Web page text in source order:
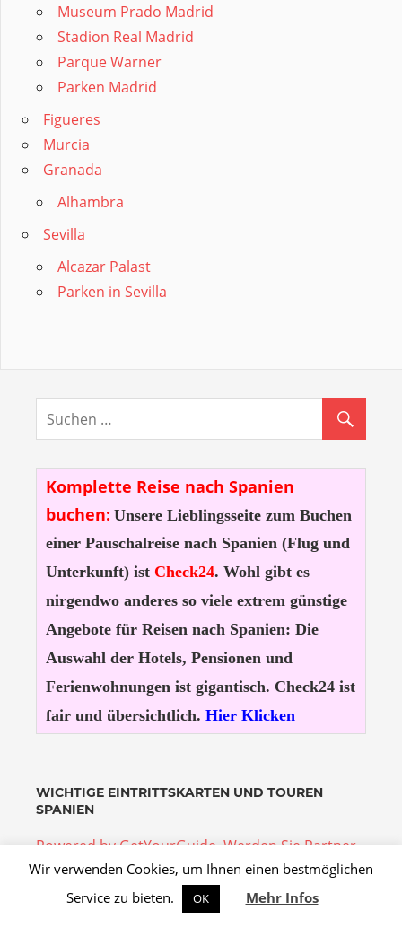
Museum Prado Madrid
Stadion Real Madrid
Parque Warner
Parken Madrid
Figueres
Murcia
Granada
Alhambra
Sevilla
Alcazar Palast
Parken in Sevilla
Komplette Reise nach Spanien
buchen: Unsere Lieblingsseite zum Buchen
einer Pauschalreise nach Spanien (Flug und
Unterkunft) ist Check24. Wohl gibt es
nirgendwo anderes so viele extrem günstige
Angebote für Reisen nach Spanien: Die
Auswahl der Hotels, Pensionen und
Ferienwohnungen ist gigantisch. Check24 ist
fair und übersichtlich. Hier Klicken
WICHTIGE EINTRITTSKARTEN UND TOUREN
SPANIEN
Powered by GetYourGuide. Werden Sie Partner.
Wir verwenden Cookies, um Ihnen einen bestmöglichen
Service zu bieten.
OK Mehr Infos